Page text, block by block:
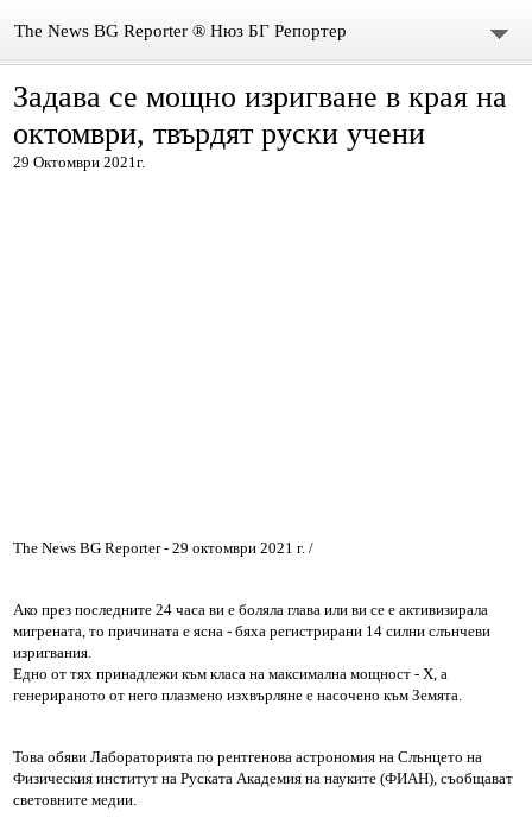
The News BG Reporter ® Нюз БГ Репортер
НОВИНИ
ЗА НАС
Задава се мощно изригване в края на
октомври, твърдят руски учени
29 Октомври 2021г.
The News BG Reporter - 29 октомври 2021 г. /
Ако през последните 24 часа ви е боляла глава или ви се е активизирала
мигрената, то причината е ясна - бяха регистрирани 14 силни слънчеви
изригвания.
Едно от тях принадлежи към класа на максимална мощност - X, а
генерираното от него плазмено изхвърляне е насочено към Земята.
Това обяви Лабораторията по рентгенова астрономия на Слънцето на
Физическия институт на Руската Академия на науките (ФИАН), съобщават
световните медии.